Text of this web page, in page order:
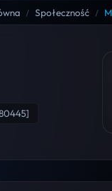
/ Społeczność /